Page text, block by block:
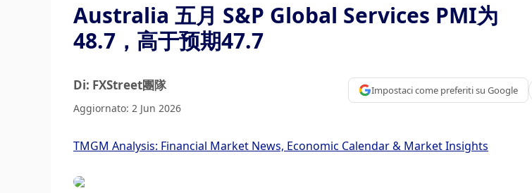
Australia 五月 S&P Global Services PMI为
48.7，高于预期47.7
Di: FXStreet團隊
Aggiornato: 2 Jun 2026
Impostaci come preferiti su Google
TMGM Analysis: Financial Market News, Economic Calendar & Market Insights